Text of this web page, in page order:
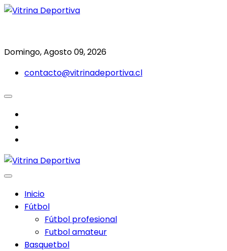
Saltar
Domingo, Agosto 09, 2026
contacto@vitrinadeportiva.cl
Inicio
Fútbol
Fútbol profesional
Futbol amateur
Basquetbol